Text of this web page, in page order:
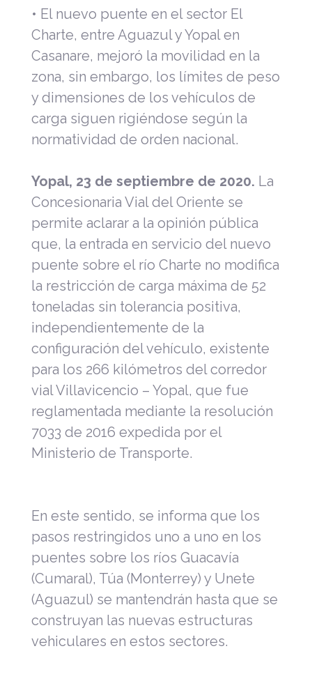
• El nuevo puente en el sector El
Charte, entre Aguazul y Yopal en
Casanare, mejoró la movilidad en la
zona, sin embargo, los límites de peso
y dimensiones de los vehículos de
carga siguen rigiéndose según la
normatividad de orden nacional.
Yopal, 23 de septiembre de 2020. La
Concesionaria Vial del Oriente se
permite aclarar a la opinión pública
que, la entrada en servicio del nuevo
puente sobre el río Charte no modifica
la restricción de carga máxima de 52
toneladas sin tolerancia positiva,
independientemente de la
configuración del vehículo, existente
para los 266 kilómetros del corredor
vial Villavicencio – Yopal, que fue
reglamentada mediante la resolución
7033 de 2016 expedida por el
Ministerio de Transporte.
En este sentido, se informa que los
pasos restringidos uno a uno en los
puentes sobre los ríos Guacavía
(Cumaral), Túa (Monterrey) y Unete
(Aguazul) se mantendrán hasta que se
construyan las nuevas estructuras
vehiculares en estos sectores.